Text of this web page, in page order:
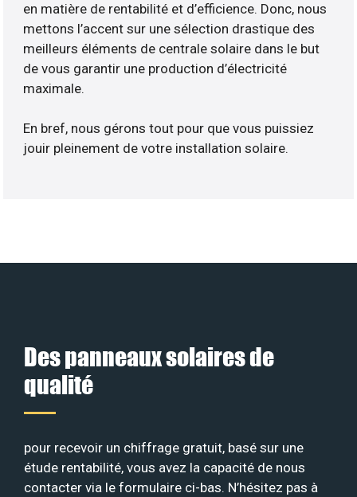
en matière de rentabilité et d’efficience. Donc, nous
mettons l’accent sur une sélection drastique des
meilleurs éléments de centrale solaire dans le but
de vous garantir une production d’électricité
maximale.
En bref, nous gérons tout pour que vous puissiez
jouir pleinement de votre installation solaire.
Des panneaux solaires de
qualité
pour recevoir un chiffrage gratuit, basé sur une
étude rentabilité, vous avez la capacité de nous
contacter via le formulaire ci-bas. N’hésitez pas à